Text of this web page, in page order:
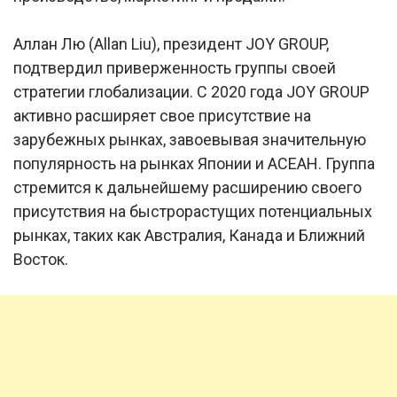
Аллан Лю (Allan Liu), президент JOY GROUP,
подтвердил приверженность группы своей
стратегии глобализации. С 2020 года JOY GROUP
активно расширяет свое присутствие на
зарубежных рынках, завоевывая значительную
популярность на рынках Японии и АСЕАН. Группа
стремится к дальнейшему расширению своего
присутствия на быстрорастущих потенциальных
рынках, таких как Австралия, Канада и Ближний
Восток.